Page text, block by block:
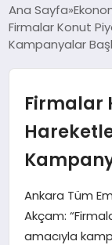
TEKNOLOJI
YAŞAM
Ana Sayfa
Firmalar Konut
Kampanyalar
Firmalar
Ankara Tüm
Akçam:
amacıyla